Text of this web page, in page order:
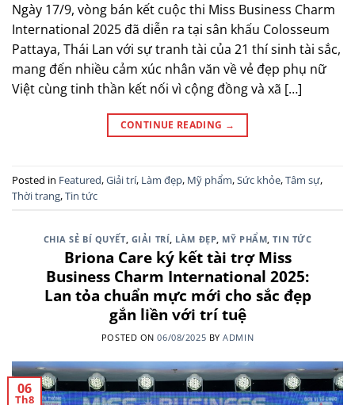
Ngày 17/9, vòng bán kết cuộc thi Miss Business Charm
International 2025 đã diễn ra tại sân khấu Colosseum
Pattaya, Thái Lan với sự tranh tài của 21 thí sinh tài sắc,
mang đến nhiều cảm xúc nhân văn về vẻ đẹp phụ nữ
Việt cùng tinh thần kết nối vì cộng đồng và xã […]
CONTINUE READING →
Posted in Featured,Giải trí, Làm đẹp, Mỹ phẩm,Sức khỏe,Tâm sự,
Thời trang,Tin tức
CHIA SẺ BÍ QUYẾT, GIẢI TRÍ, LÀM ĐẸP, MỸ PHẨM,TIN TỨC
Briona Care ký kết tài trợ Miss
Business Charm International 2025:
Lan tỏa chuẩn mực mới cho sắc đẹp
gắn liền với trí tuệ
POSTED ON06/08/2025 BYADMIN
06
Th8